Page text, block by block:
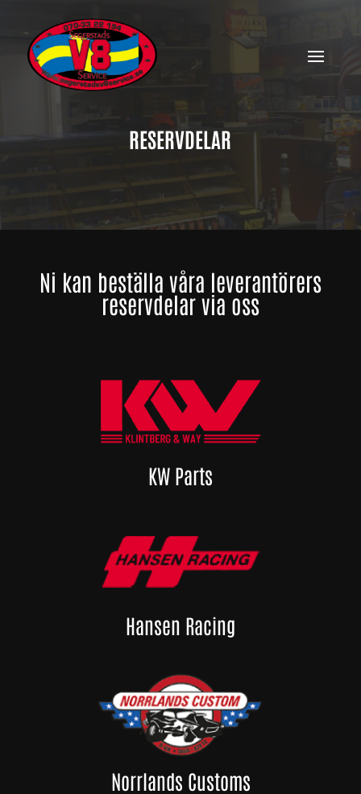
RESERVDELAR
Ni kan beställa våra leverantörers
reservdelar via oss
KW Parts
Hansen Racing
Norrlands Customs